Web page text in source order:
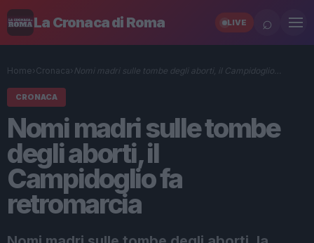
La Cronaca di Roma LIVE ⌕
Home› Cronaca› Nomi madri sulle tombe degli aborti, il Campidoglio…
CRONACA
Nomi madri sulle tombe
degli aborti, il
Campidoglio fa
retromarcia